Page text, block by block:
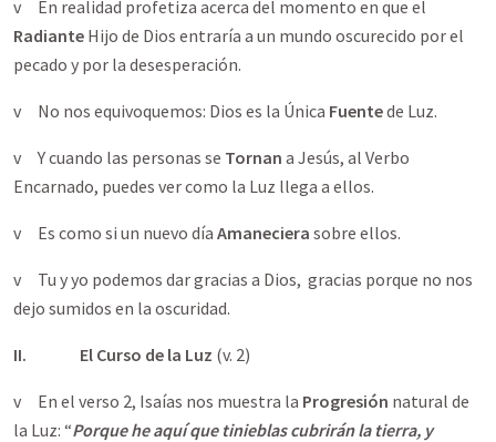
v En realidad profetiza acerca del momento en que el
Radiante Hijo de Dios entraría a un mundo oscurecido por el
pecado y por la desesperación.
v No nos equivoquemos: Dios es la Única Fuentede Luz.
v Y cuando las personas se Tornan a Jesús, al Verbo
Encarnado, puedes ver como la Luz llega a ellos.
v Es como si un nuevo día Amaneciera sobre ellos.
v Tu y yo podemos dar gracias a Dios, gracias porque no nos
dejo sumidos en la oscuridad.
II. El Curso de la Luz (v. 2)
v En el verso 2, Isaías nos muestra la Progresión natural de
la Luz: “Porque he aquí que tinieblas cubrirán la tierra, y